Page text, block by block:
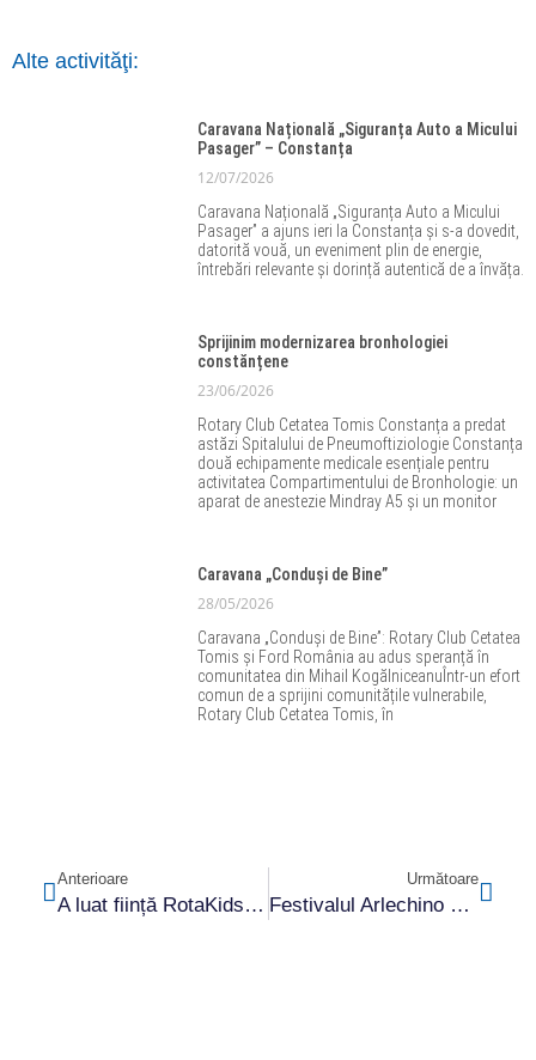
Alte activităţi:
Caravana Națională „Siguranța Auto a Micului
Pasager” – Constanța
12/07/2026
Caravana Națională „Siguranța Auto a Micului
Pasager” a ajuns ieri la Constanța și s‑a dovedit,
datorită vouă, un eveniment plin de energie,
întrebări relevante și dorință autentică de a învăța.
Sprijinim modernizarea bronhologiei
constănțene
23/06/2026
Rotary Club Cetatea Tomis Constanța a predat
astăzi Spitalului de Pneumoftiziologie Constanța
două echipamente medicale esențiale pentru
activitatea Compartimentului de Bronhologie: un
aparat de anestezie Mindray A5 și un monitor
Caravana „Conduși de Bine”
28/05/2026
Caravana „Conduși de Bine”: Rotary Club Cetatea
Tomis și Ford România au adus speranță în
comunitatea din Mihail KogălniceanuÎntr-un efort
comun de a sprijini comunitățile vulnerabile,
Rotary Club Cetatea Tomis, în
Anterioare
A luat ființă RotaKids Cetatea Tomis
Următoare
Festivalul Arlechino 2024 la final